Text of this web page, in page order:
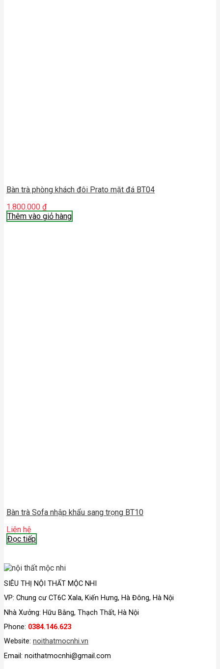
Bàn trà phòng khách đôi Prato mặt đá BT04
1.800.000 ₫
Thêm vào giỏ hàng
Bàn trà Sofa nhập khẩu sang trọng BT10
Liên hệ
Đọc tiếp
SIÊU THỊ NỘI THẤT MỘC NHI
VP: Chung cư CT6C Xala, Kiến Hưng, Hà Đông, Hà Nội
Nhà Xưởng: Hữu Bằng, Thạch Thất, Hà Nội
Phone: 0384.146.623
Website: noithatmocnhi.vn
Email: noithatmocnhi@gmail.com